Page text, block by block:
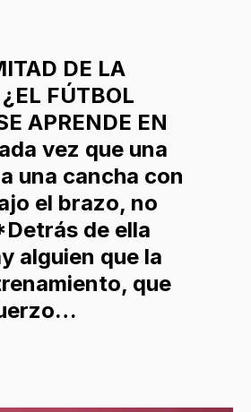
DE LA
FÚTBOL
APRENDE EN
vez que una
una cancha con
el brazo, no
de ella
alguien que la
que